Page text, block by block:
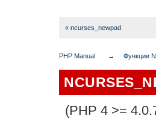
« ncurses_newpad
PHP Manual Функции
(PHP 4 >=